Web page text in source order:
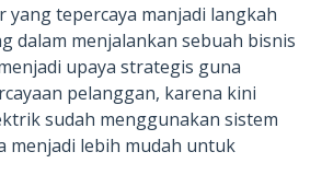
tepercaya manjadi langkah
dalam menjalankan sebuah bisnis
upaya strategis guna
pelanggan, karena kini
sudah menggunakan sistem
menjadi lebih mudah untuk